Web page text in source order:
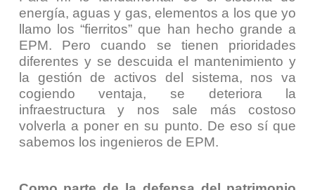
energía, aguas y gas, elementos a los que yo
llamo los “fierritos” que han hecho grande a
EPM. Pero cuando se tienen prioridades
diferentes y se descuida el mantenimiento y
la gestión de activos del sistema, nos va
cogiendo ventaja, se deteriora la
infraestructura y nos sale más costoso
volverla a poner en su punto. De eso sí que
sabemos los ingenieros de EPM.